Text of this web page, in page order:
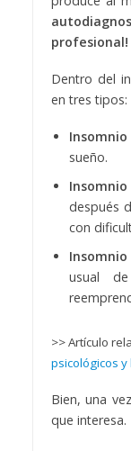
profesional!
Dentro del
en tres tipos:
sueño.
después
con
usual
>> Artículo
psicológicos y
Bien, una
que interesa.